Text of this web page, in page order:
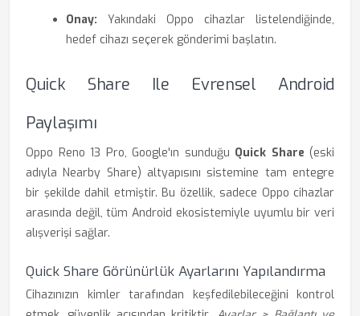
Onay: Yakındaki Oppo cihazlar listelendiğinde,
hedef cihazı seçerek gönderimi başlatın.
Quick Share Ile Evrensel Android
Paylaşımı
Oppo Reno 13 Pro, Google'ın sunduğu Quick Share (eski
adıyla Nearby Share) altyapısını sistemine tam entegre
bir şekilde dahil etmiştir. Bu özellik, sadece Oppo cihazlar
arasında değil, tüm Android ekosistemiyle uyumlu bir veri
alışverişi sağlar.
Quick Share Görünürlük Ayarlarını Yapılandırma
Cihazınızın kimler tarafından keşfedilebileceğini kontrol